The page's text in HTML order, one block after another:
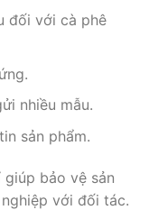
đối với cà phê
nhiều mẫu.
sản phẩm.
bảo vệ sản
với đối tác.